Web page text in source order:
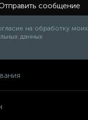
сообщение
на обработку моих
данных